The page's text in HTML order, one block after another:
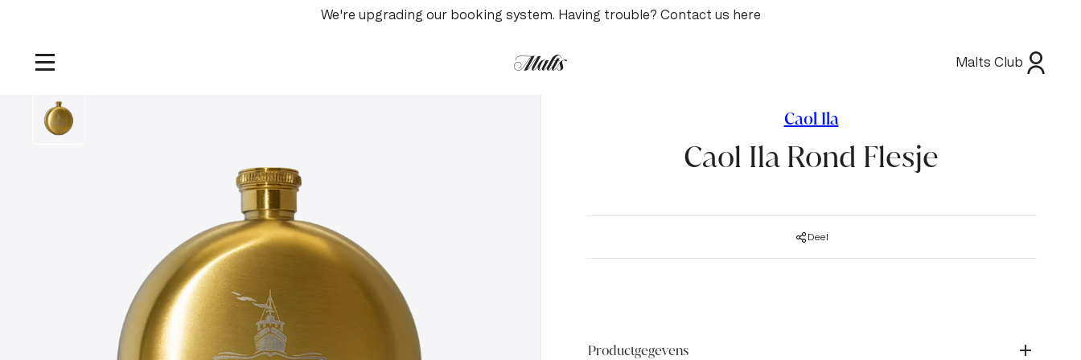
We're upgrading our booking system. Having trouble? Contact us here
Malts Club
Home/Producten
Caol Ila
Caol Ila Rond Flesje
Deel
Productgegevens